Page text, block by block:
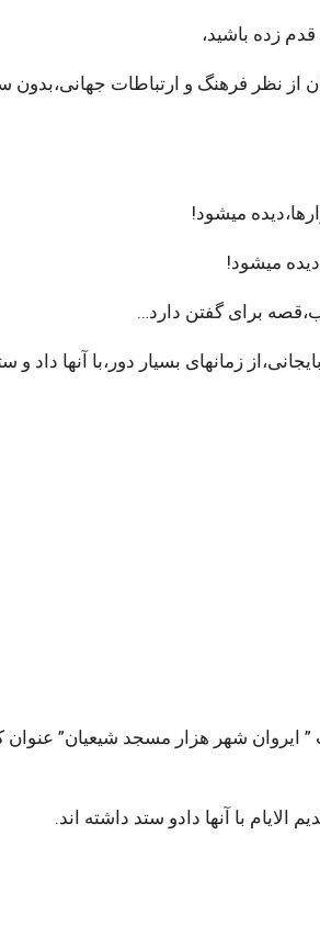
زده باشید،
از نظر فرهنگ و ارتباطات جهانی،بدون
میشود!
میشود!
برای گفتن دارد…
زمانهای بسیار دور،با آنها داد و
شهر هزار مسجد شیعیان” عنوان
با آنها دادو ستد داشته اند.